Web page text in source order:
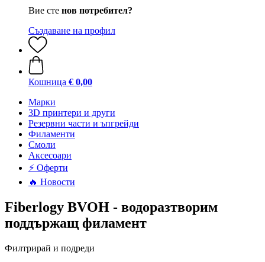
Вие сте нов потребител?
Създаване на профил
Кошница € 0,00
Mарки
3D принтери и други
Резервни части и ъпгрейди
Филаменти
Смоли
Аксесоари
⚡ Оферти
🔥 Новости
Fiberlogy BVOH - водоразтворим
поддържащ филамент
Филтрирай и подреди